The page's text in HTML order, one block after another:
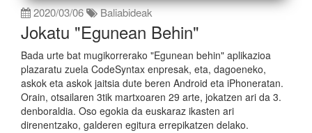
2020/03/06 Baliabideak
Jokatu "Egunean Behin"
Bada urte bat mugikorrerako "Egunean behin" aplikazioa
plazaratu zuela CodeSyntax enpresak, eta, dagoeneko,
askok eta askok jaitsia dute beren Android eta iPhoneratan.
Orain, otsailaren 3tik martxoaren 29 arte, jokatzen ari da 3.
denboraldia. Oso egokia da euskaraz ikasten ari
direnentzako, galderen egitura errepikatzen delako.